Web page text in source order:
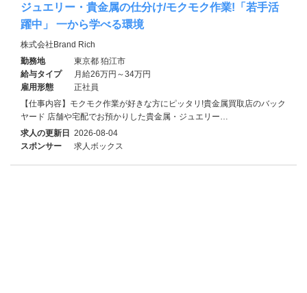
ジュエリー・貴金属の仕分け/モクモク作業!「若手活
躍中」 一から学べる環境
株式会社Brand Rich
勤務地
東京都 狛江市
給与タイプ
月給26万円～34万円
雇用形態
正社員
【仕事内容】モクモク作業が好きな方にピッタリ!貴金属買取店のバック
ヤード 店舗や宅配でお預かりした貴金属・ジュエリー…
求人の更新日 2026-08-04
スポンサー
求人ボックス